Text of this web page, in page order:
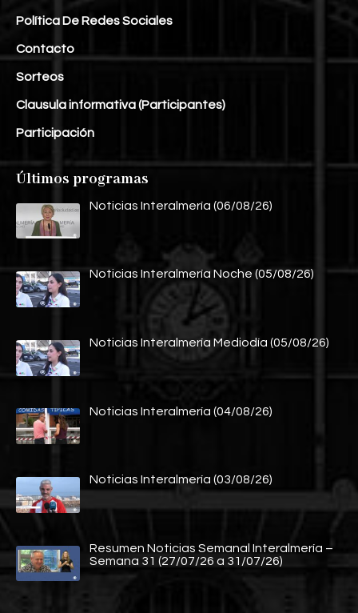
Política De Redes Sociales
Contacto
Sorteos
Clausula informativa (Participantes)
Participación
Últimos programas
Noticias Interalmería (06/08/26)
Noticias Interalmería Noche (05/08/26)
Noticias Interalmería Mediodía (05/08/26)
Noticias Interalmería (04/08/26)
Noticias Interalmería (03/08/26)
Resumen Noticias Semanal Interalmería –
Semana 31 (27/07/26 a 31/07/26)